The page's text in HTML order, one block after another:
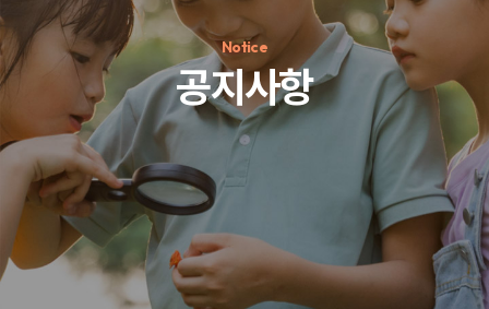
인기 키워드
#정기후원#하트플레이스#캠페인#팬덤후원
Notice
공지사항